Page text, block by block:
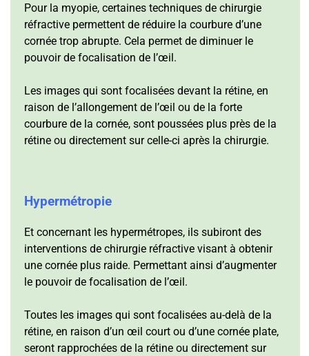
Pour la myopie, certaines techniques de chirurgie
réfractive permettent de réduire la courbure d’une
cornée trop abrupte. Cela permet de diminuer le
pouvoir de focalisation de l’œil.
Les images qui sont focalisées devant la rétine, en
raison de l’allongement de l’œil ou de la forte
courbure de la cornée, sont poussées plus près de la
rétine ou directement sur celle-ci après la chirurgie.
Hypermétropie
Et concernant les hypermétropes, ils subiront des
interventions de chirurgie réfractive visant à obtenir
une cornée plus raide. Permettant ainsi d’augmenter
le pouvoir de focalisation de l’œil.
Toutes les images qui sont focalisées au-delà de la
rétine, en raison d’un œil court ou d’une cornée plate,
seront rapprochées de la rétine ou directement sur